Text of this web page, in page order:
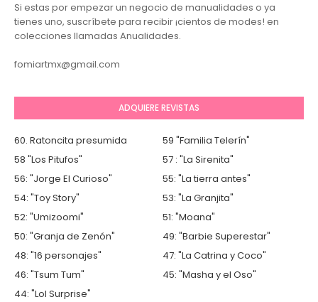
Si estas por empezar un negocio de manualidades o ya
tienes uno, suscríbete para recibir ¡cientos de modes! en
colecciones llamadas Anualidades.
fomiartmx@gmail.com
ADQUIERE REVISTAS
60. Ratoncita presumida
59 "Familia Telerín"
58 "Los Pitufos"
57 : "La Sirenita"
56: "Jorge El Curioso"
55: "La tierra antes"
54: "Toy Story"
53: "La Granjita"
52: "Umizoomi"
51: "Moana"
50: "Granja de Zenón"
49: "Barbie Superestar"
48: "16 personajes"
47: "La Catrina y Coco"
46: "Tsum Tum"
45: "Masha y el Oso"
44: "Lol Surprise"